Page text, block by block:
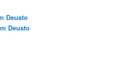
Deusto
Deusto